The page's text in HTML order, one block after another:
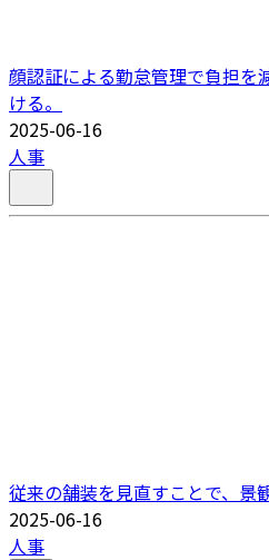
顔認証による勤怠管理で負担を
ける。
2025-06-16
人事
従来の舗装を見直すことで、景
2025-06-16
人事